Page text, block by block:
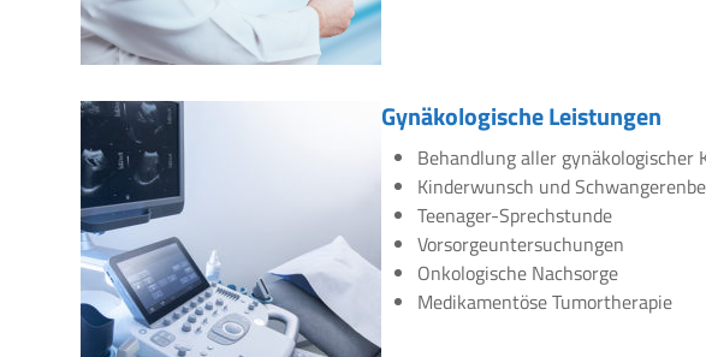
Gynäkologische Leistungen
Behandlung aller gynäkologischer
Kinderwunsch und
Teenager-Sprechstunde
Vorsorgeuntersuchungen
Onkologische Nachsorge
Medikamentöse Tumortherapie